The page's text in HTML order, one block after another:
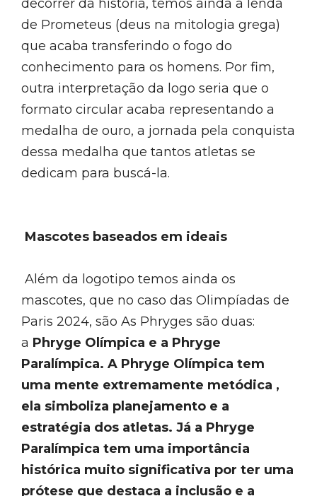
decorrer da história, temos ainda a lenda
de Prometeus (deus na mitologia grega)
que acaba transferindo o fogo do
conhecimento para os homens. Por fim,
outra interpretação da logo seria que o
formato circular acaba representando a
medalha de ouro, a jornada pela conquista
dessa medalha que tantos atletas se
dedicam para buscá-la.
Mascotes baseados em ideais
Além da logotipo temos ainda os
mascotes, que no caso das Olimpíadas de
Paris 2024, são As Phryges são duas:
a Phryge Olímpica e a Phryge
Paralímpica. A Phryge Olímpica tem
uma mente extremamente metódica ,
ela simboliza planejamento e a
estratégia dos atletas. Já a Phryge
Paralímpica tem uma importância
histórica muito significativa por ter uma
prótese que destaca a inclusão e a